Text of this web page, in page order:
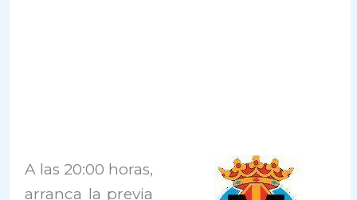
A las 20:00 horas,
arranca la previa